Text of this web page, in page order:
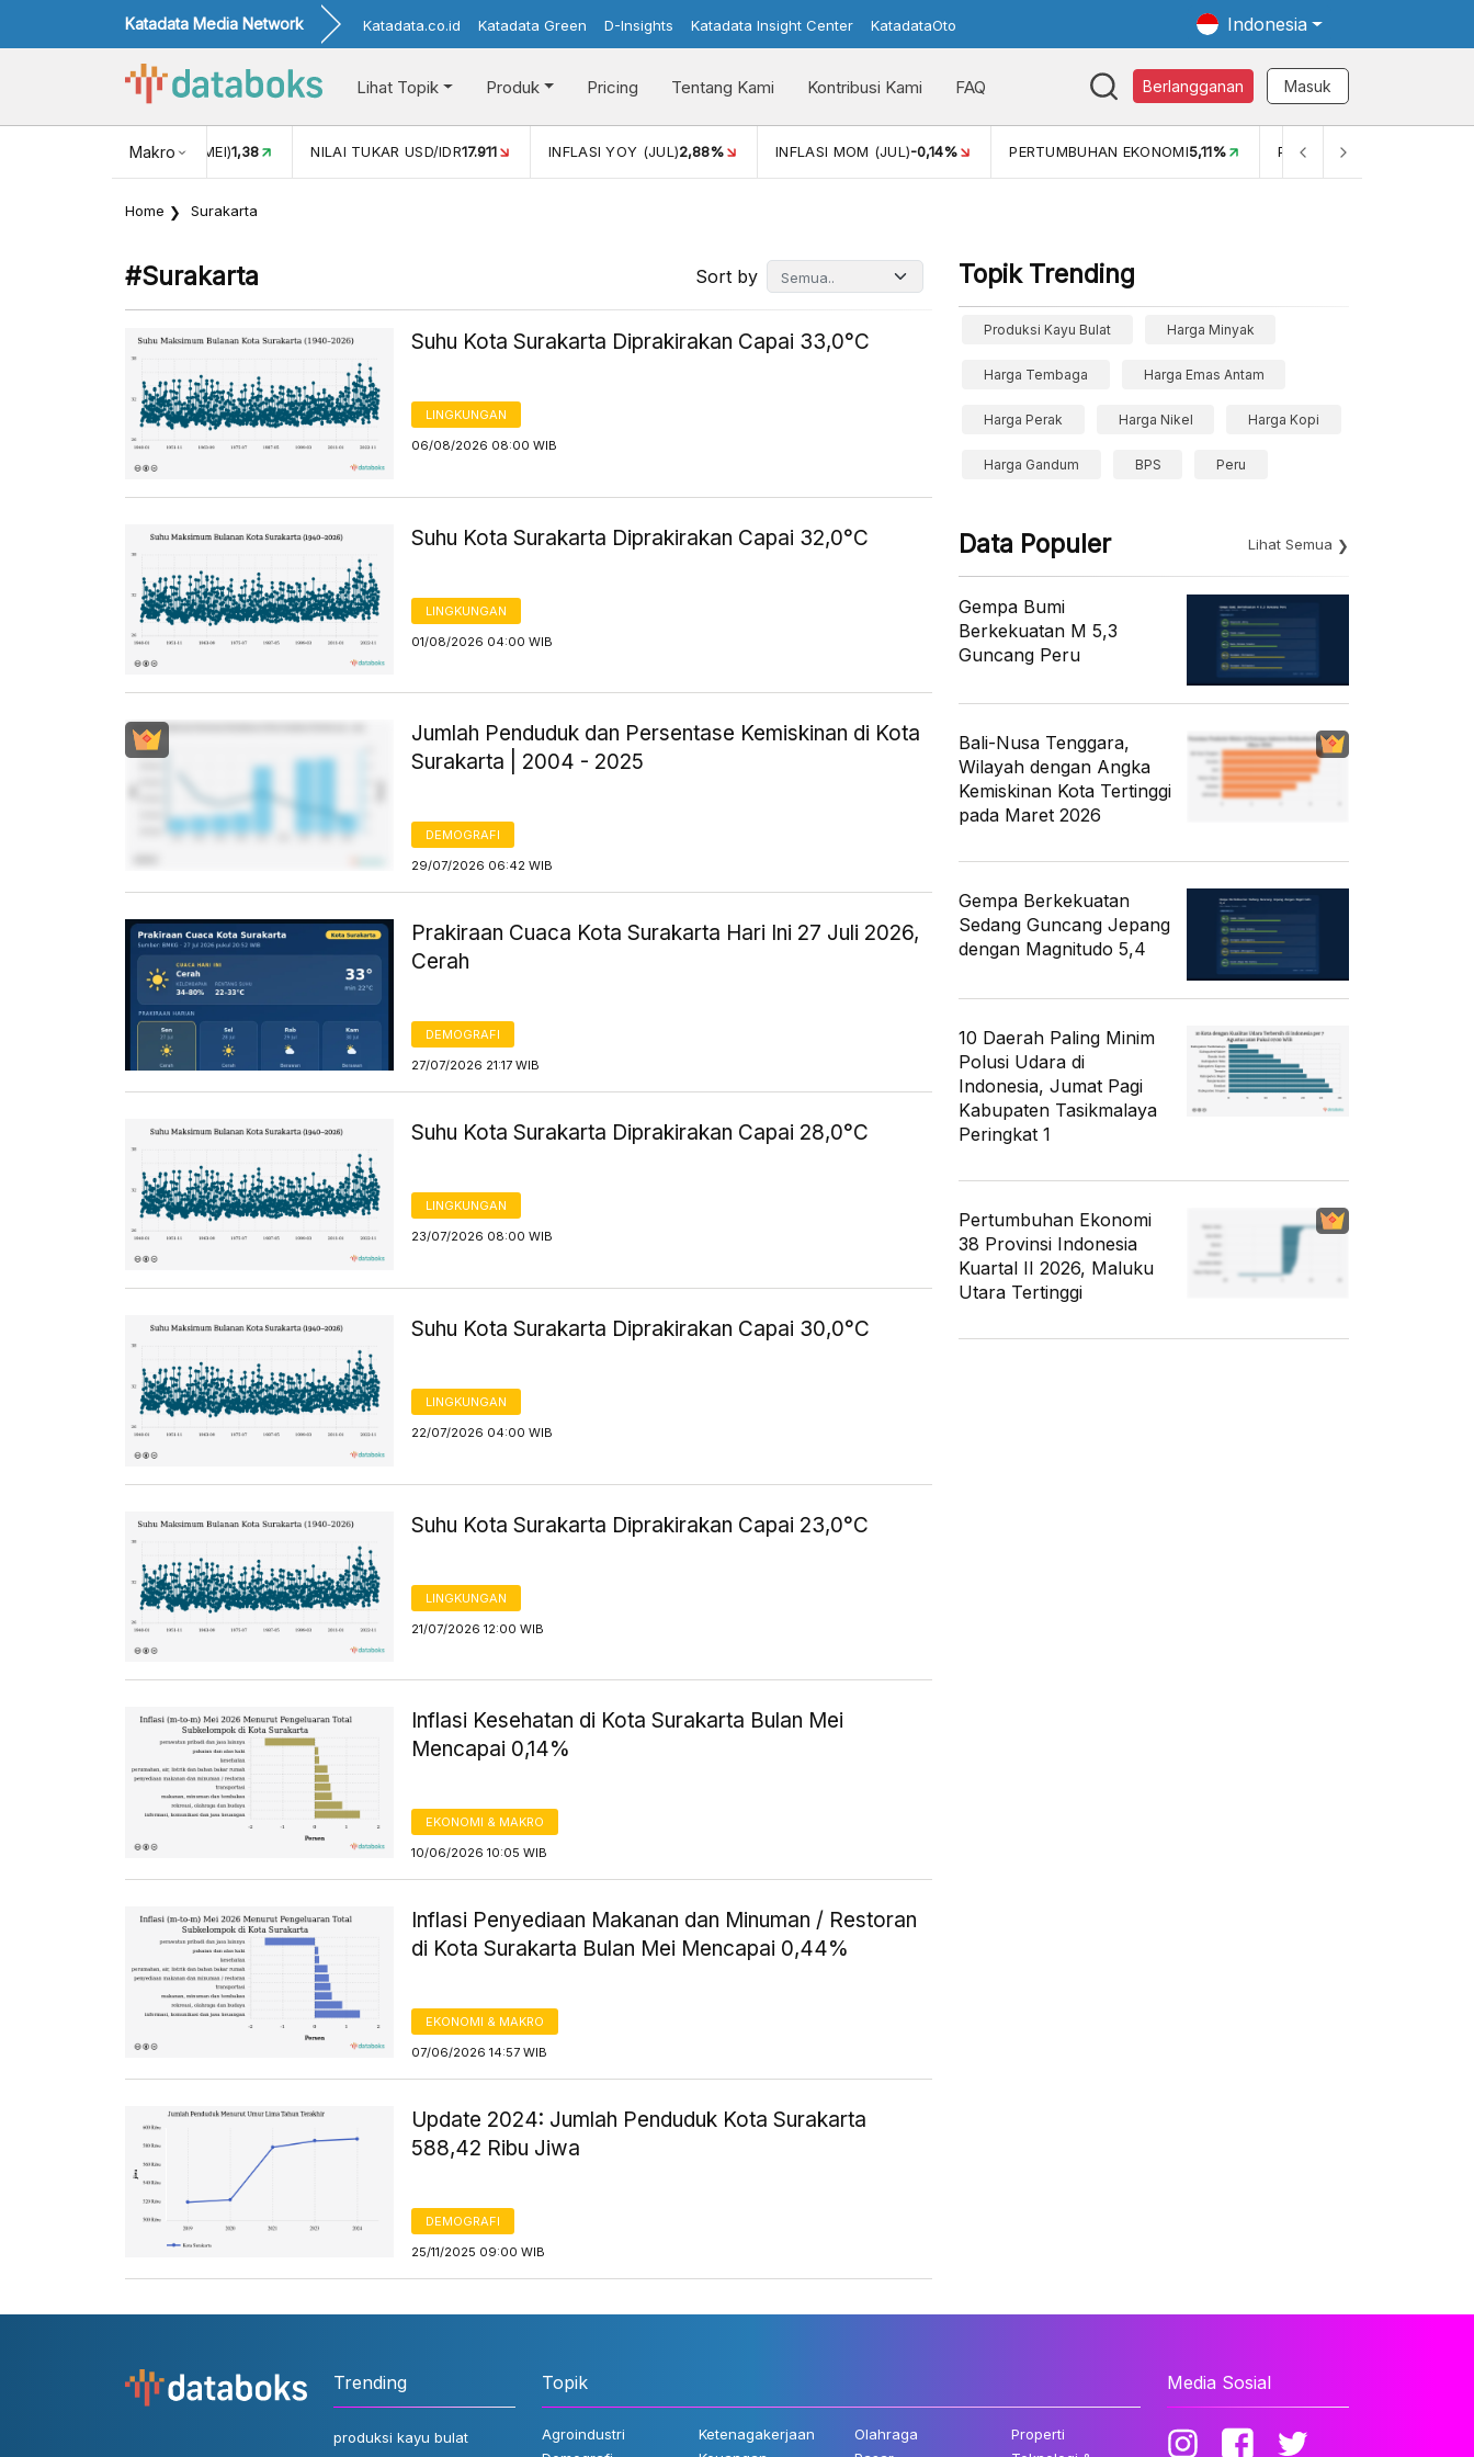
Katadata Media Network Katadata.co.id Katadata Green D-Insights Katadata Insight Center KatadataOto Indonesia
Lihat Topik Produk Pricing Tentang Kami Kontribusi Kami FAQ Berlangganan Masuk
Makro
NILAI TUKAR USD/IDR17.911 INFLASI YOY (JUL)2,88% INFLASI MOM (JUL)-0,14% PERTUMBUHAN EKONOMI 5,11% PERTUMBUHAN EKONOMI (YOY) (Q1)5,61%
Home Surakarta
#surakarta Sort by
Suhu Kota Surakarta Diprakirakan Capai 33,0°C
LINGKUNGAN
06/08/2026 08:00 WIB
Suhu Kota Surakarta Diprakirakan Capai 32,0°C
LINGKUNGAN
01/08/2026 04:00 WIB
Jumlah Penduduk dan Persentase Kemiskinan di Kota
Surakarta | 2004 - 2025
DEMOGRAFI
29/07/2026 06:42 WIB
Prakiraan Cuaca Kota Surakarta Hari Ini 27 Juli 2026,
Cerah
DEMOGRAFI
27/07/2026 21:17 WIB
Suhu Kota Surakarta Diprakirakan Capai 28,0°C
LINGKUNGAN
23/07/2026 08:00 WIB
Suhu Kota Surakarta Diprakirakan Capai 30,0°C
LINGKUNGAN
22/07/2026 04:00 WIB
Suhu Kota Surakarta Diprakirakan Capai 23,0°C
LINGKUNGAN
21/07/2026 12:00 WIB
Inflasi Kesehatan di Kota Surakarta Bulan Mei
Mencapai 0,14%
EKONOMI & MAKRO
10/06/2026 10:05 WIB
Inflasi Penyediaan Makanan dan Minuman / Restoran
di Kota Surakarta Bulan Mei Mencapai 0,44%
EKONOMI & MAKRO
07/06/2026 14:57 WIB
Update 2024: Jumlah Penduduk Kota Surakarta
588,42 Ribu Jiwa
DEMOGRAFI
25/11/2025 09:00 WIB
Topik Trending
Produksi Kayu Bulat Harga Minyak
Harga Tembaga Harga Emas Antam
Harga Perak Harga Nikel Harga Kopi
Harga Gandum BPS Peru
Data Populer Lihat Semua
Gempa Bumi
Berkekuatan M 5,3
Guncang Peru
Bali-Nusa Tenggara,
Wilayah dengan Angka
Kemiskinan Kota Tertinggi
pada Maret 2026
Gempa Berkekuatan
Sedang Guncang Jepang
dengan Magnitudo 5,4
10 Daerah Paling Minim
Polusi Udara di
Indonesia, Jumat Pagi
Kabupaten Tasikmalaya
Peringkat 1
Pertumbuhan Ekonomi
38 Provinsi Indonesia
Kuartal II 2026, Maluku
Utara Tertinggi
Trending
produksi kayu bulat
Topik
Agroindustri
Ketenagakerjaan
Olahraga
Properti
Media Sosial